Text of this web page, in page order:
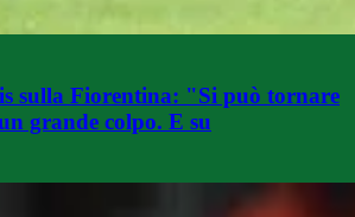
sulla Fiorentina: "Si può tornare
grande colpo. E su